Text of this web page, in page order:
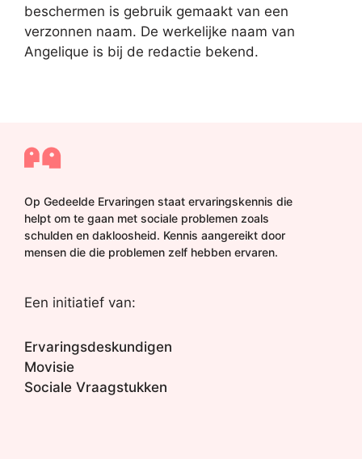
beschermen is gebruik gemaakt van een
verzonnen naam. De werkelijke naam van
Angelique is bij de redactie bekend.
Op Gedeelde Ervaringen staat ervaringskennis die
helpt om te gaan met sociale problemen zoals
schulden en dakloosheid. Kennis aangereikt door
mensen die die problemen zelf hebben ervaren.
Een initiatief van:
Ervaringsdeskundigen
Movisie
Sociale Vraagstukken